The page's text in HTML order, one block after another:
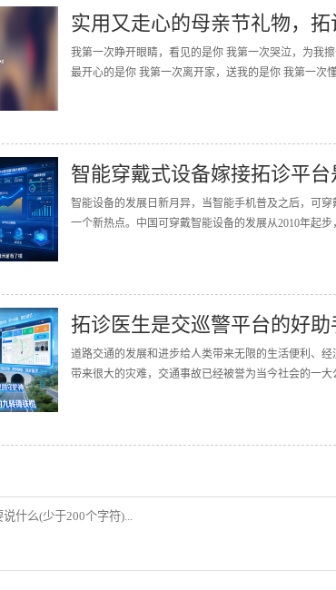
实用又走心的母亲节礼物，
我第一次睁开眼睛，看见的是你 我第一次哭泣，为我
最开心的是你 我第一次离开家，送我的是你 我第一次
智能穿戴式设备嫁接拓诊平
智能设备的发展日新月异，当智能手机普及之后，可
一个新热点。中国可穿戴智能设备的发展从2010年起
拓诊医生是交巡警平台的好助
道路交通的发展和进步给人类带来无限的生活便利、
带来很大的灾难，交通事故已经被誉为当今社会的一